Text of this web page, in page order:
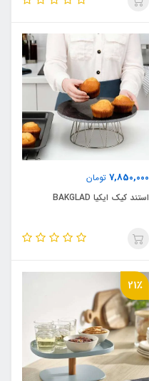
7,850,000 تومان
استند کیک ایکیا BAKGLAD
21٪